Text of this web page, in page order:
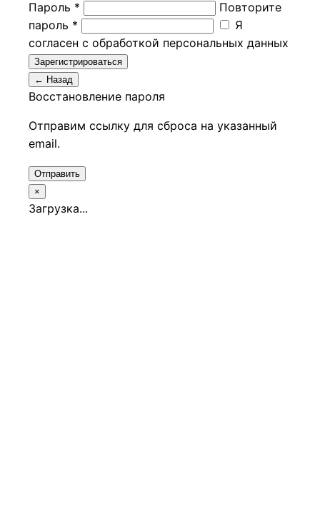
Пароль *
Повторите
пароль *
Я
согласен с обработкой персональных данных
Зарегистрироваться
← Назад
Восстановление пароля
Отправим ссылку для сброса на указанный
email.
Отправить
×
Загрузка...